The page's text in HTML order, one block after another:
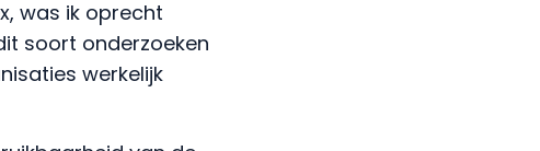
was ik oprecht
soort onderzoeken
werkelijk